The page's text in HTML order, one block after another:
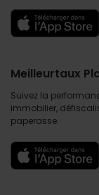
Meilleurtaux
Suivez la
immobilier,
paperasse.